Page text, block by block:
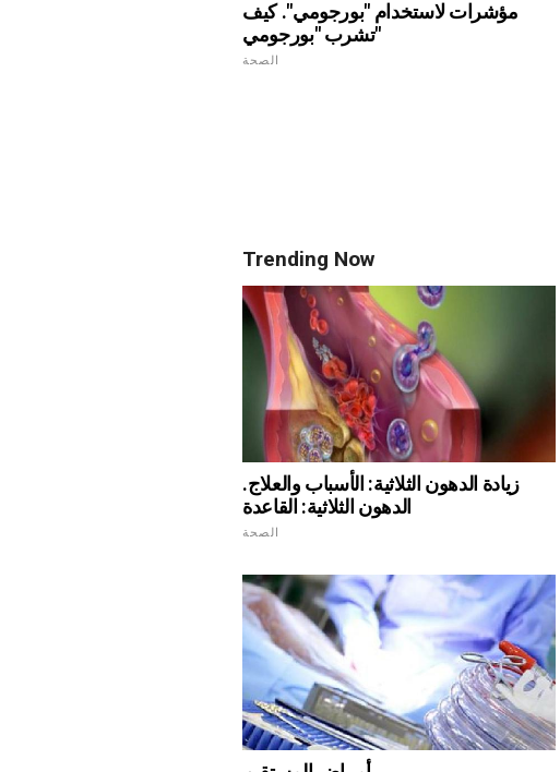
مؤشرات لاستخدام "بورجومي". كيف
تشرب "بورجومي"
الصحة
Trending Now
زيادة الدهون الثلاثية: الأسباب والعلاج.
الدهون الثلاثية: القاعدة
الصحة